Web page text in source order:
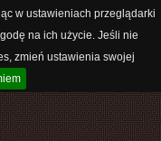
w ustawieniach przeglądarki
na ich użycie. Jeśli nie
zmień ustawienia swojej